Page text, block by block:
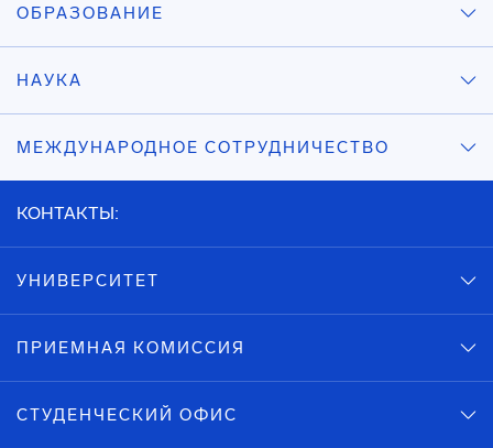
ОБРАЗОВАНИЕ
НАУКА
МЕЖДУНАРОДНОЕ СОТРУДНИЧЕСТВО
КОНТАКТЫ:
УНИВЕРСИТЕТ
ПРИЕМНАЯ КОМИССИЯ
СТУДЕНЧЕСКИЙ ОФИС